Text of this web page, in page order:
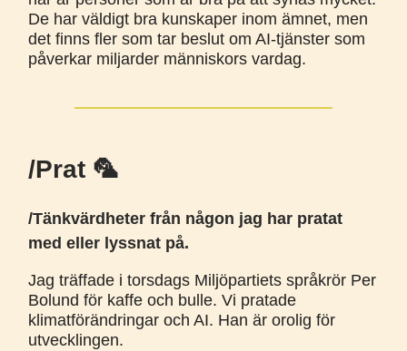
De har väldigt bra kunskaper inom ämnet, men
det finns fler som tar beslut om AI-tjänster som
påverkar miljarder människors vardag.
/Prat 🦜
/Tänkvärdheter från någon jag har pratat
med eller lyssnat på.
Jag träffade i torsdags Miljöpartiets språkrör Per
Bolund för kaffe och bulle. Vi pratade
klimatförändringar och AI. Han är orolig för
utvecklingen.